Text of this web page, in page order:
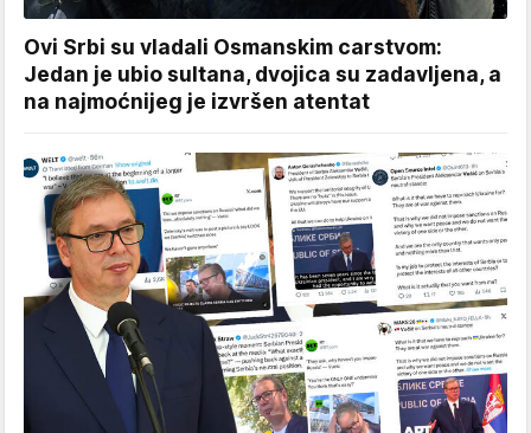
Ovi Srbi su vladali Osmanskim carstvom:
Jedan je ubio sultana, dvojica su zadavljena, a
na najmoćnijeg je izvršen atentat